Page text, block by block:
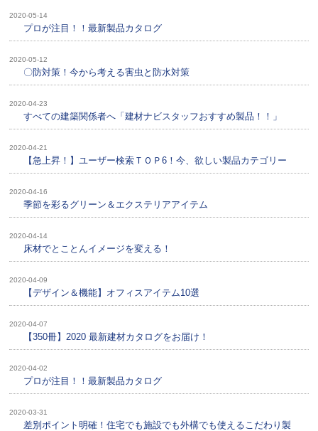
2020-05-14
プロが注目！！最新製品カタログ
2020-05-12
〇防対策！今から考える害虫と防水対策
2020-04-23
すべての建築関係者へ「建材ナビスタッフおすすめ製品！！」
2020-04-21
【急上昇！】ユーザー検索ＴＯＰ6！今、欲しい製品カテゴリー
2020-04-16
季節を彩るグリーン＆エクステリアアイテム
2020-04-14
床材でとことんイメージを変える！
2020-04-09
【デザイン＆機能】オフィスアイテム10選
2020-04-07
【350冊】2020 最新建材カタログをお届け！
2020-04-02
プロが注目！！最新製品カタログ
2020-03-31
差別ポイント明確！住宅でも施設でも外構でも使えるこだわり製